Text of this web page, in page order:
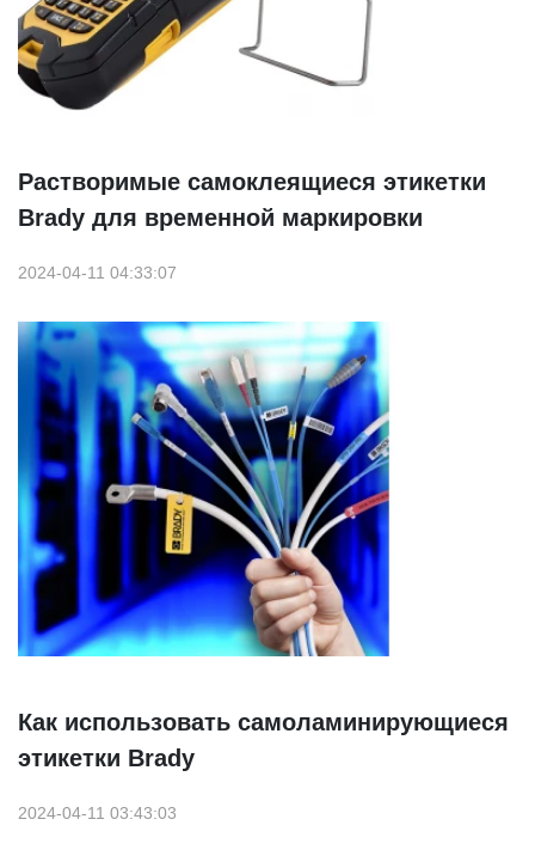
Растворимые самоклеящиеся этикетки
Brady для временной маркировки
2024-04-11 04:33:07
Как использовать самоламинирующиеся
этикетки Brady
2024-04-11 03:43:03